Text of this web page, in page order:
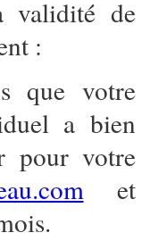
validité de
:
que votre
a bien
pour votre
et